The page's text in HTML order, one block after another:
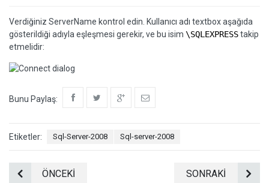
Verdiğiniz ServerName kontrol edin. Kullanıcı adı textbox aşağıda
gösterildiği adıyla eşleşmesi gerekir, ve bu isim \SQLEXPRESStakip
etmelidir:
Bunu Paylaş:
Etiketler: Sql-Server-2008 Sql-server-2008
ÖNCEKİ SONRAKİ